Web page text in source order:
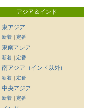
アジア＆インド
東アジア
新着 ｜ 定番
東南アジア
新着 ｜ 定番
南アジア（インド以外）
新着 ｜ 定番
中央アジア
新着 ｜ 定番